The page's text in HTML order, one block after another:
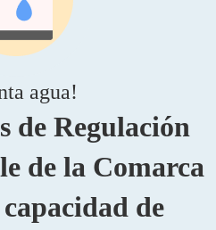
agua!
de Regulación
de la Comarca
de